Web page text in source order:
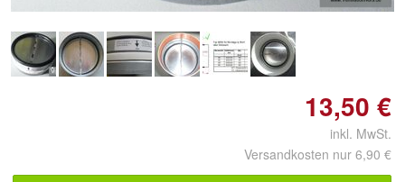
13,50 €
inkl. MwSt.
Versandkosten nur 6,90 €